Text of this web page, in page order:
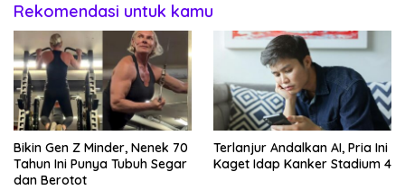
Rekomendasi untuk kamu
Bikin Gen Z Minder, Nenek 70
Tahun Ini Punya Tubuh Segar
dan Berotot
Terlanjur Andalkan AI, Pria Ini
Kaget Idap Kanker Stadium 4